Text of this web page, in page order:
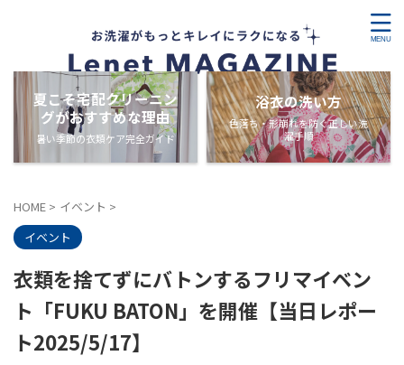
夏こそ宅配クリーニン
グがおすすめな理由
暑い季節の衣類ケア完全ガイド
浴衣の洗い方
色落ち・形崩れを防ぐ正しい洗
濯手順
HOME > イベント >
イベント
衣類を捨てずにバトンするフリマイベン
ト「FUKU BATON」を開催【当日レポー
ト2025/5/17】